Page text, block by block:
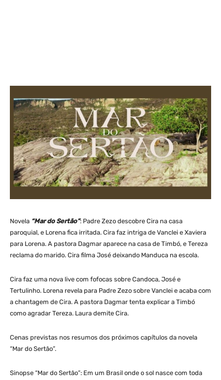
Novela “Mar do Sertão”: Padre Zezo descobre Cira na casa
paroquial, e Lorena fica irritada. Cira faz intriga de Vanclei e Xaviera
para Lorena. A pastora Dagmar aparece na casa de Timbó, e Tereza
reclama do marido. Cira filma José deixando Manduca na escola.
Cira faz uma nova live com fofocas sobre Candoca, José e
Tertulinho. Lorena revela para Padre Zezo sobre Vanclei e acaba com
a chantagem de Cira. A pastora Dagmar tenta explicar a Timbó
como agradar Tereza. Laura demite Cira.
Cenas previstas nos resumos dos próximos capítulos da novela
“Mar do Sertão”.
Sinopse “Mar do Sertão”: Em um Brasil onde o sol nasce com toda